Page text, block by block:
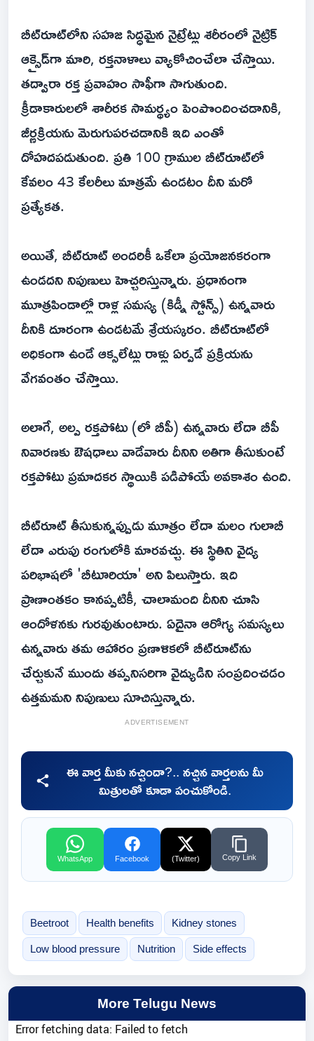
బీట్‌రూట్‌లోని సహజ సిద్ధమైన నైట్రేట్లు శరీరంలో నైట్రిక్
ఆక్సైడ్‌గా మారి, రక్తనాళాలు వ్యాకోచించేలా చేస్తాయి.
తద్వారా రక్త ప్రవాహం సాఫీగా సాగుతుంది.
క్రీడాకారులలో శారీరక సామర్థ్యం పెంపొందించడానికి,
జీర్ణక్రియను మెరుగుపరచడానికి ఇది ఎంతో
దోహదపడుతుంది. ప్రతి 100 గ్రాముల బీట్‌రూట్‌లో
కేవలం 43 కేలరీలు మాత్రమే ఉండటం దీని మరో
ప్రత్యేకత.
అయితే, బీట్‌రూట్ అందరికీ ఒకేలా ప్రయోజనకరంగా
ఉండదని నిపుణులు హెచ్చరిస్తున్నారు. ప్రధానంగా
మూత్రపిండాల్లో రాళ్ల సమస్య (కిడ్నీ స్టోన్స్) ఉన్నవారు
దీనికి దూరంగా ఉండటమే శ్రేయస్కరం. బీట్‌రూట్‌లో
అధికంగా ఉండే ఆక్సలేట్లు రాళ్లు ఏర్పడే ప్రక్రియను
వేగవంతం చేస్తాయి.
అలాగే, అల్ప రక్తపోటు (లో బీపీ) ఉన్నవారు లేదా బీపీ
నివారణకు ఔషధాలు వాడేవారు దీనిని అతిగా తీసుకుంటే
రక్తపోటు ప్రమాదకర స్థాయికి పడిపోయే అవకాశం ఉంది.
బీట్‌రూట్ తీసుకున్నప్పుడు మూత్రం లేదా మలం గులాబీ
లేదా ఎరుపు రంగులోకి మారవచ్చు. ఈ స్థితిని వైద్య
పరిభాషలో 'బీటూరియా' అని పిలుస్తారు. ఇది
ప్రాణాంతకం కానప్పటికీ, చాలామంది దీనిని చూసి
ఆందోళనకు గురవుతుంటారు. ఏదైనా ఆరోగ్య సమస్యలు
ఉన్నవారు తమ ఆహారం ప్రణాళికలో బీట్‌రూట్‌ను
చేర్చుకునే ముందు తప్పనిసరిగా వైద్యుడిని సంప్రదించడం
ఉత్తమమని నిపుణులు సూచిస్తున్నారు.
ADVERTISEMENT
ఈ వార్త మీకు నచ్చిందా?.. నచ్చిన వార్తలను మీ
మిత్రులతో కూడా పంచుకోండి.
WhatsApp Facebook (Twitter) Copy Link
Beetroot Health benefits Kidney stones
Low blood pressure Nutrition Side effects
More Telugu News
Error fetching data: Failed to fetch